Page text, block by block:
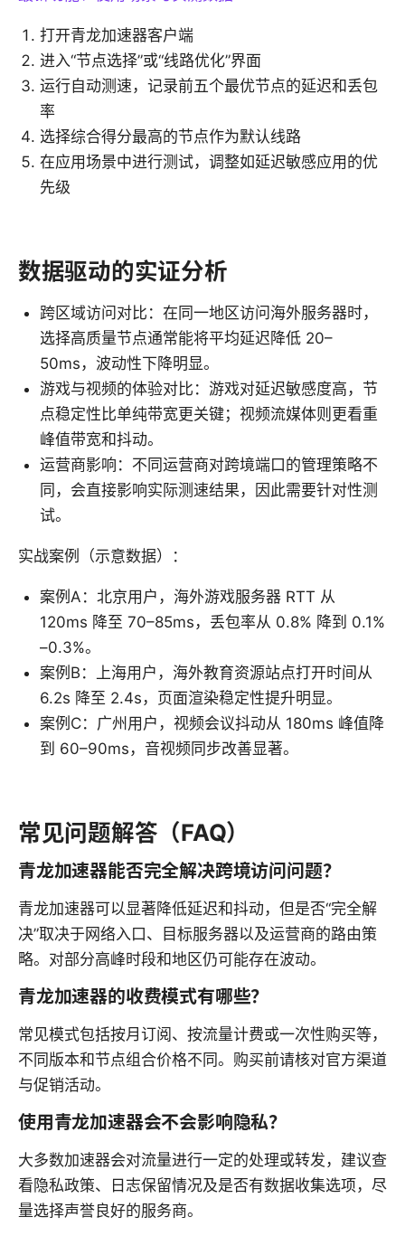
打开青龙加速器客户端
进入“节点选择”或“线路优化”界面
运行自动测速，记录前五个最优节点的延迟和丢包
率
选择综合得分最高的节点作为默认线路
在应用场景中进行测试，调整如延迟敏感应用的优
先级
数据驱动的实证分析
跨区域访问对比：在同一地区访问海外服务器时，
选择高质量节点通常能将平均延迟降低 20–
50ms，波动性下降明显。
游戏与视频的体验对比：游戏对延迟敏感度高，节
点稳定性比单纯带宽更关键；视频流媒体则更看重
峰值带宽和抖动。
运营商影响：不同运营商对跨境端口的管理策略不
同，会直接影响实际测速结果，因此需要针对性测
试。
实战案例（示意数据）：
案例A：北京用户，海外游戏服务器 RTT 从
120ms 降至 70–85ms，丢包率从 0.8% 降到 0.1%
–0.3%。
案例B：上海用户，海外教育资源站点打开时间从
6.2s 降至 2.4s，页面渲染稳定性提升明显。
案例C：广州用户，视频会议抖动从 180ms 峰值降
到 60–90ms，音视频同步改善显著。
常见问题解答（FAQ）
青龙加速器能否完全解决跨境访问问题？
青龙加速器可以显著降低延迟和抖动，但是否“完全解
决”取决于网络入口、目标服务器以及运营商的路由策
略。对部分高峰时段和地区仍可能存在波动。
青龙加速器的收费模式有哪些？
常见模式包括按月订阅、按流量计费或一次性购买等，
不同版本和节点组合价格不同。购买前请核对官方渠道
与促销活动。
使用青龙加速器会不会影响隐私？
大多数加速器会对流量进行一定的处理或转发，建议查
看隐私政策、日志保留情况及是否有数据收集选项，尽
量选择声誉良好的服务商。